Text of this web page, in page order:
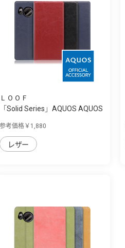
ＬＯＯＦ
「Solid Series」AQUOS AQUOS
参考価格￥1,880
レザー